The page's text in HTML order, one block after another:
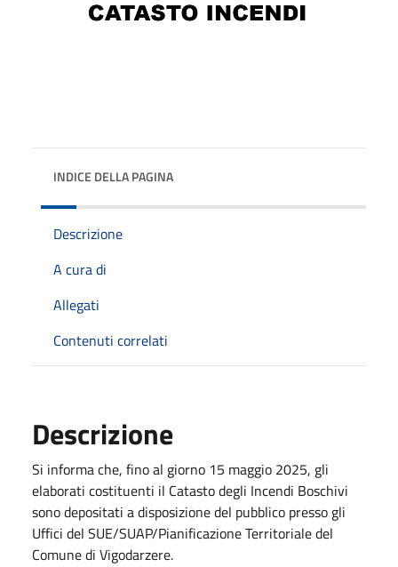
INDICE DELLA PAGINA
Descrizione
A cura di
Allegati
Contenuti correlati
Descrizione
Si informa che, fino al giorno 15 maggio 2025, gli
elaborati costituenti il Catasto degli Incendi Boschivi
sono depositati a disposizione del pubblico presso gli
Uffici del SUE/SUAP/Pianificazione Territoriale del
Comune di Vigodarzere.